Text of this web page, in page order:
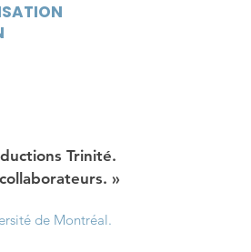
Trinité.
»
de Montréal.